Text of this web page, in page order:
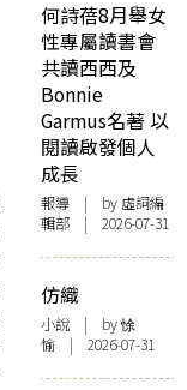
何詩蓓8月舉女
性專屬讀書會
共讀西西及
Bonnie
Garmus名著 以
閱讀啟發個人
成長
報導 | by 虛詞編
輯部 | 2026-07-31
仿織
小說 | by 悇
愉 | 2026-07-31